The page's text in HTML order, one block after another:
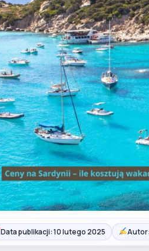
Data publikacji: 10 lutego 2025